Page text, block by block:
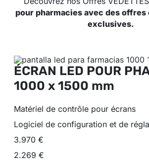
pour pharmacies avec des offres
exclusives.
ÉCRAN LED POUR
1000 x 1500 mm
Matériel de contrôle pour écrans
Logiciel de configuration et de
3.970 €
2.269 €